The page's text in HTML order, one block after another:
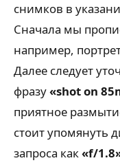
снимков в
Сначала мы
например,
Далее следует
фразу«shot on
приятное
стоит упомянуть
запроса как«f/